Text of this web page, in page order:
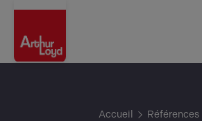
Accueil
Références